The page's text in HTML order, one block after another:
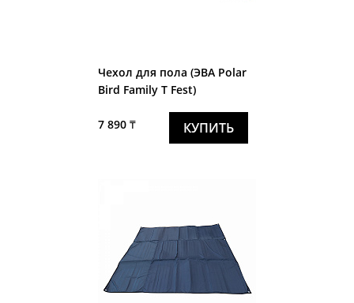
Чехол для пола (ЭВА Polar
Bird Family T Fest)
7 890 ₸ КУПИТЬ